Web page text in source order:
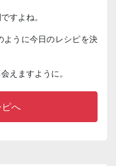
すよね。
ように今日のレシピを決
えますように。
へ